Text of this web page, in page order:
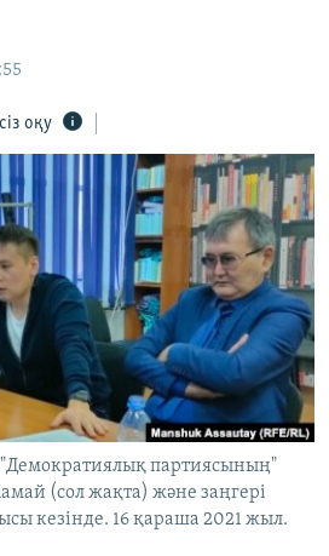
оқу
"Демократиялық партиясының"
(сол жақта) және заңгері
кезінде. 16 қараша 2021 жыл.